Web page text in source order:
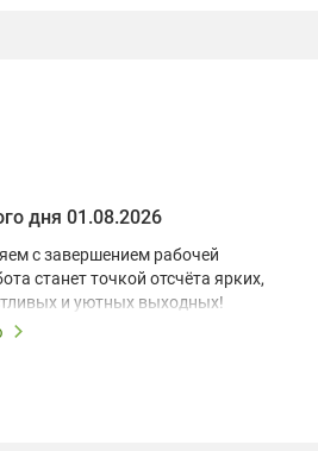
дня 01.08.2026
с завершением рабочей
станет точкой отсчёта ярких,
и уютных выходных!